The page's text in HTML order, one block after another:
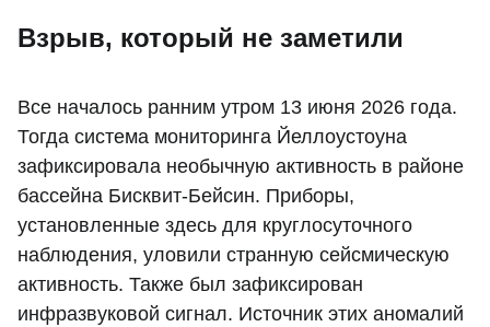
Взрыв, который не заметили
Все началось ранним утром 13 июня 2026 года.
Тогда система мониторинга Йеллоустоуна
зафиксировала необычную активность в районе
бассейна Бисквит-Бейсин. Приборы,
установленные здесь для круглосуточного
наблюдения, уловили странную сейсмическую
активность. Также был зафиксирован
инфразвуковой сигнал. Источник этих аномалий